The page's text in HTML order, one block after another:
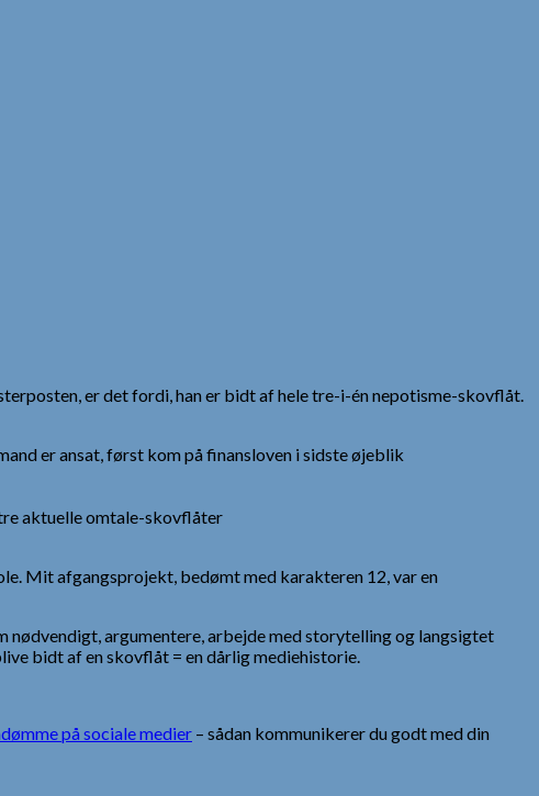
er det fordi, han er bidt af hele tre-i-én nepotisme-skovflåt.
er ansat, først kom på finansloven i sidste øjeblik
aktuelle omtale-skovflåter
Mit afgangsprojekt, bedømt med karakteren 12, var en
nødvendigt, argumentere, arbejde med storytelling og langsigtet
bidt af en skovflåt = en dårlig mediehistorie.
på sociale medier – sådan kommunikerer du godt med din